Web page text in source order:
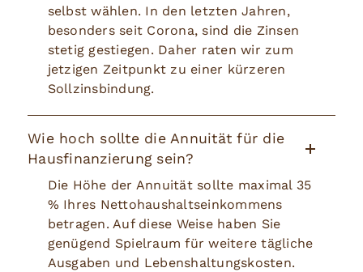
selbst wählen. In den letzten Jahren,
besonders seit Corona, sind die Zinsen
stetig gestiegen. Daher raten wir zum
jetzigen Zeitpunkt zu einer kürzeren
Sollzinsbindung.
Wie hoch sollte die Annuität für die
Hausfinanzierung sein?
Die Höhe der Annuität sollte maximal 35
% Ihres Nettohaushaltseinkommens
betragen. Auf diese Weise haben Sie
genügend Spielraum für weitere tägliche
Ausgaben und Lebenshaltungskosten.